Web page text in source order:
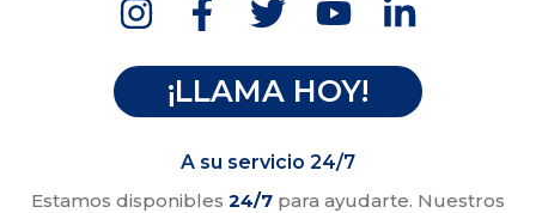
¡LLAMA HOY!
A su servicio 24/7
Estamos disponibles 24/7 para ayudarte. Nuestros